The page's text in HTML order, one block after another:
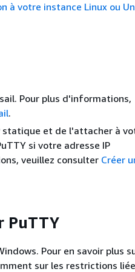
à votre instance Linux ou
Pour plus d'informations,
.
statique et de l'attacher à
si votre adresse IP
veuillez consulter Créer
PuTTY
Pour en savoir plus
sur les restrictions